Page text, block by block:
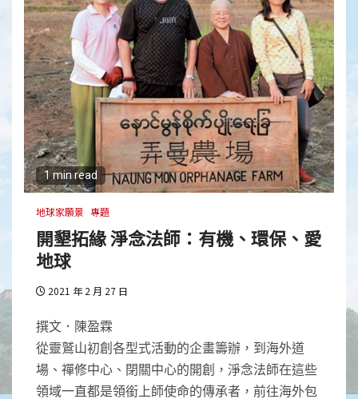
1 min read
地球家願景 專題
開墾拓緣 淨念法師：有機、環保、愛
地球
2021 年 2 月 27 日
撰文．陳盈霖
從靈鷲山初創各型式活動的企畫籌辦，到海外道
場、禪修中心、閉關中心的開創，淨念法師在這些
領域一直都是領銜上師使命的傳承者，前往海外包